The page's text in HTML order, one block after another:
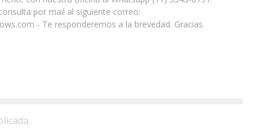
por mail al siguiente correo:
- Te responderemos a la brevedad. Gracias.